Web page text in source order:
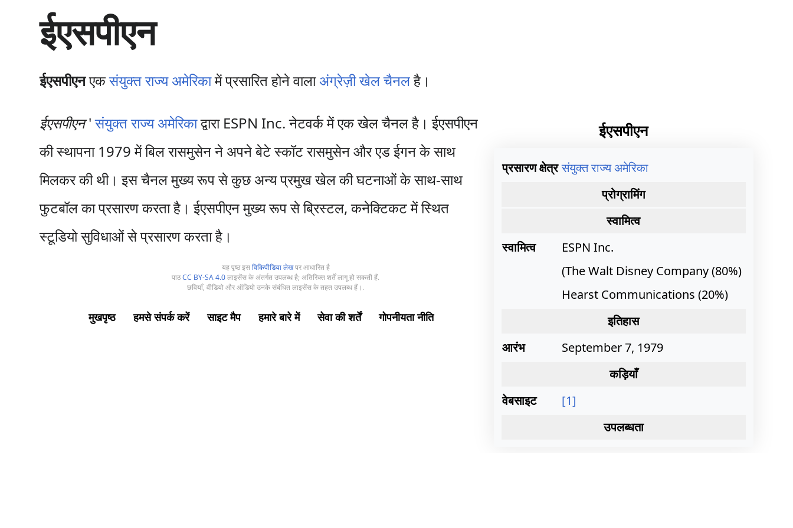
म
ग्री
प
जा
एँ
ईएसपीएन
ईएसपीएनएकसंयुक्त राज्य अमेरिकामें प्रसारित होने वालाअंग्रेज़ी खेल चैनलहै।
ईएसपीएन
प्रसारण क्षेत्र संयुक्त राज्य अमेरिका
प्रोग्रामिंग
स्वामित्व
स्वामित्व
ESPN Inc.
(The Walt Disney Company (80%)
Hearst Communications (20%)
इतिहास
आरंभ
September 7, 1979
कड़ियाँ
वेबसाइट
[1]
उपलब्धता
ईएसपीएन'संयुक्त राज्य अमेरिकाद्वारा ESPN Inc. नेटवर्क में एक खेल चैनल है। ईएसपीएन
की स्थापना 1979 में बिल रासमुसेन ने अपने बेटे स्कॉट रासमुसेन और एड ईगन के साथ
मिलकर की थी। इस चैनल मुख्य रूप से कुछ अन्य प्रमुख खेल की घटनाओं के साथ-साथ
फुटबॉल का प्रसारण करता है। ईएसपीएन मुख्य रूप से ब्रिस्टल, कनेक्टिकट में स्थित
स्टूडियो सुविधाओं से प्रसारण करता है।
यह पृष्ठ इसविकिपीडिया लेखपर आधारित है
पाठCC BY-SA 4.0लाइसेंस के अंतर्गत उपलब्ध है; अतिरिक्त शर्तें लागू हो सकती हैं.
छवियाँ, वीडियो और ऑडियो उनके संबंधित लाइसेंस के तहत उपलब्ध हैं।.
मुखपृष्ठ हमसे संपर्क करें साइट मैप हमारे बारे में सेवा की शर्तें गोपनीयता नीति